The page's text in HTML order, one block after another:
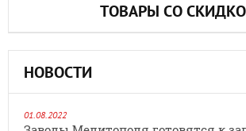
ТОВАРЫ СО
НОВОСТИ
01.08.2022